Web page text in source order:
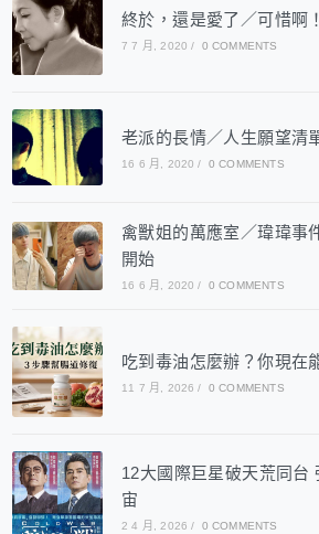
終於，還是愛了／可惜啊
7 7 月, 2020 / 0 COMMENTS
老派的長情／人生願望清
16 6 月, 2020 / 0 COMMENTS
禽獸姐的萬應室／瑋瑋事
開始
16 6 月, 2020 / 0 COMMENTS
吃到毒油怎麼辦？你現在
11 7 月, 2026 / 0 COMMENTS
12大國際巨星破天荒同台
宙
2 4 月, 2026 / 0 COMMENTS